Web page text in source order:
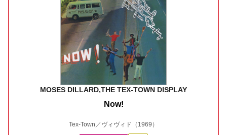
MOSES DILLARD,THE TEX-TOWN DISPLAY
Now!
Tex-Town／ヴィヴィド （1969）